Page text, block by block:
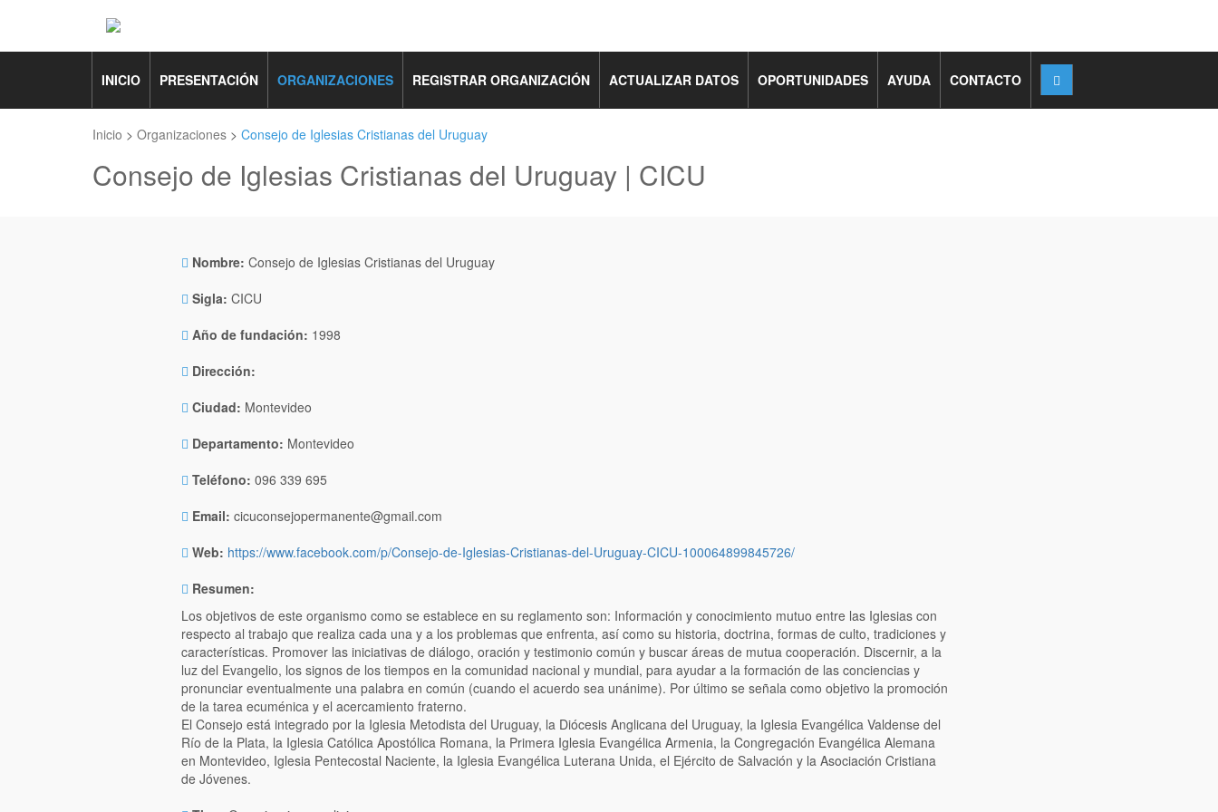
INICIO PRESENTACIÓN ORGANIZACIONES REGISTRAR ORGANIZACIÓN ACTUALIZAR DATOS OPORTUNIDADES AYUDA CONTACTO
Inicio > Organizaciones > Consejo de Iglesias Cristianas del Uruguay
Consejo de Iglesias Cristianas del Uruguay | CICU
Nombre: Consejo de Iglesias Cristianas del Uruguay
Sigla: CICU
Año de fundación: 1998
Dirección:
Ciudad: Montevideo
Departamento: Montevideo
Teléfono: 096 339 695
Email: cicuconsejopermanente@gmail.com
Web: https://www.facebook.com/p/Consejo-de-Iglesias-Cristianas-del-Uruguay-CICU-100064899845726/
Resumen:
Los objetivos de este organismo como se establece en su reglamento son: Información y conocimiento mutuo entre las Iglesias con
respecto al trabajo que realiza cada una y a los problemas que enfrenta, así como su historia, doctrina, formas de culto, tradiciones y
características. Promover las iniciativas de diálogo, oración y testimonio común y buscar áreas de mutua cooperación. Discernir, a la
luz del Evangelio, los signos de los tiempos en la comunidad nacional y mundial, para ayudar a la formación de las conciencias y
pronunciar eventualmente una palabra en común (cuando el acuerdo sea unánime). Por último se señala como objetivo la promoción
de la tarea ecuménica y el acercamiento fraterno.
El Consejo está integrado por la Iglesia Metodista del Uruguay, la Diócesis Anglicana del Uruguay, la Iglesia Evangélica Valdense del
Río de la Plata, la Iglesia Católica Apostólica Romana, la Primera Iglesia Evangélica Armenia, la Congregación Evangélica Alemana
en Montevideo, Iglesia Pentecostal Naciente, la Iglesia Evangélica Luterana Unida, el Ejército de Salvación y la Asociación Cristiana
de Jóvenes.